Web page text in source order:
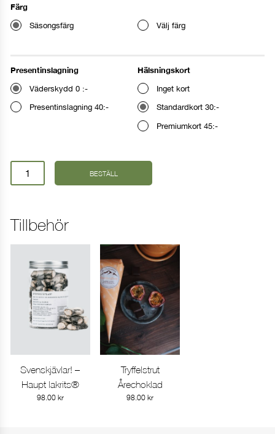
Färg
Säsongsfärg Välj färg
Presentinslagning
Väderskydd 0 :-
Presentinslagning 40:-
Hälsningskort
Inget kort
Standardkort 30:-
Premiumkort 45:-
Flaskdekoration
BESTÄLL
Tillbehör
visa produkt
Svenskjävlar! –
Haupt lakrits®
98.00 kr
visa produkt
Tryffelstrut
Årechoklad
98.00kr
Ange leveransdag
FORTSÄTT HANDLA GÅ TILL KASSAN